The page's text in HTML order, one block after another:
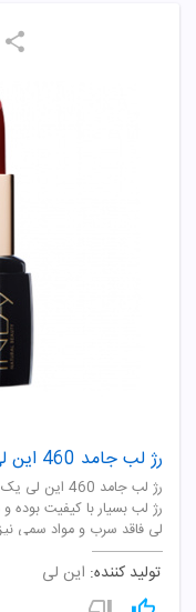
رژ لب جامد 460 این لی
رژ لب جامد
رژ لب بسیار با کیفیت
لی فاقد سرب و مواد سمی
تولید کننده: این لی